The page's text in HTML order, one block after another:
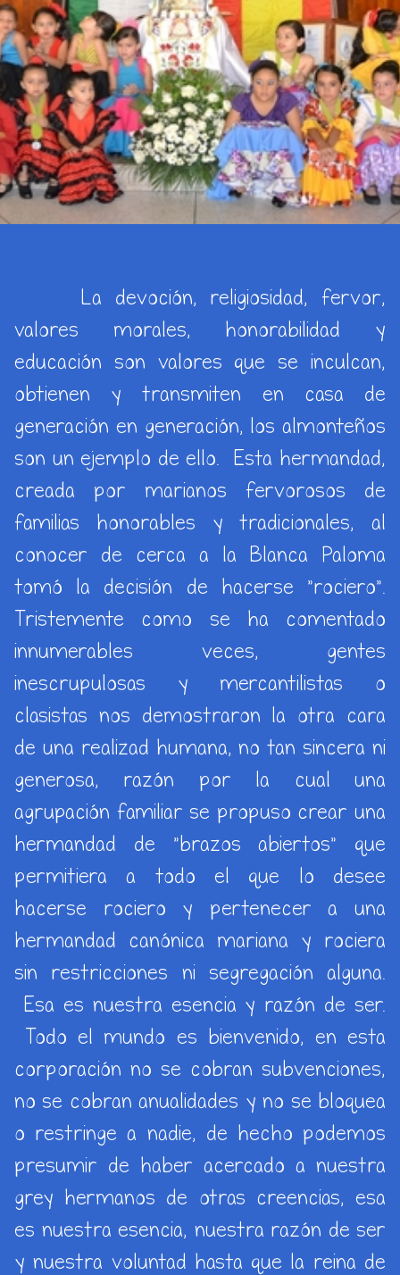
La devoción, religiosidad, fervor,
valores morales, honorabilidad y
educación son valores que se inculcan,
obtienen y transmiten en casa de
generación en generación, los almonteños
son un ejemplo de ello. Esta hermandad,
creada por marianos fervorosos de
familias honorables y tradicionales, al
conocer de cerca a la Blanca Paloma
tomó la decisión de hacerse "rociero".
Tristemente como se ha comentado
innumerables veces, gentes
inescrupulosas y mercantilistas o
clasistas nos demostraron la otra cara
de una realizad humana, no tan sincera ni
generosa, razón por la cual una
agrupación familiar se propuso crear una
hermandad de "brazos abiertos" que
permitiera a todo el que lo desee
hacerse rociero y pertenecer a una
hermandad canónica mariana y rociera
sin restricciones ni segregación alguna.
Esa es nuestra esencia y razón de ser.
Todo el mundo es bienvenido, en esta
corporación no se cobran subvenciones,
no se cobran anualidades y no se bloquea
o restringe a nadie, de hecho podemos
presumir de haber acercado a nuestra
grey hermanos de otras creencias, esa
es nuestra esencia, nuestra razón de ser
y nuestra voluntad hasta que la reina de